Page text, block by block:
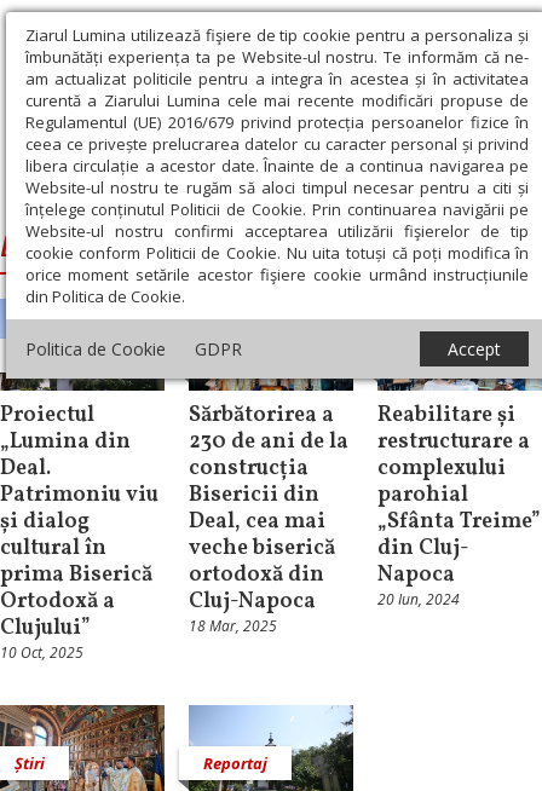
Ziarul Lumina utilizează fişiere de tip cookie pentru a personaliza și
îmbunătăți experiența ta pe Website-ul nostru. Te informăm că ne-
am actualizat politicile pentru a integra în acestea și în activitatea
curentă a Ziarului Lumina cele mai recente modificări propuse de
Regulamentul (UE) 2016/679 privind protecția persoanelor fizice în
ceea ce privește prelucrarea datelor cu caracter personal și privind
libera circulație a acestor date. Înainte de a continua navigarea pe
Website-ul nostru te rugăm să aloci timpul necesar pentru a citi și
înțelege conținutul Politicii de Cookie. Prin continuarea navigării pe
Website-ul nostru confirmi acceptarea utilizării fişierelor de tip
cookie conform Politicii de Cookie. Nu uita totuși că poți modifica în
orice moment setările acestor fişiere cookie urmând instrucțiunile
din Politica de Cookie.
Politica de Cookie GDPR Accept
Ziarul Lumina › Biserica din Deal
Biserica din Deal
Știri
Proiectul
„Lumina din
Deal.
Patrimoniu viu
și dialog
cultural în
prima Biserică
Ortodoxă a
Clujului”
10 Oct, 2025
Știri
Sărbătorirea a
230 de ani de la
construcția
Bisericii din
Deal, cea mai
veche biserică
ortodoxă din
Cluj-Napoca
18 Mar, 2025
Reabilitare și
restructurare a
complexului
parohial
„Sfânta Treime”
din Cluj-
Napoca
20 Iun, 2024
Știri Reportaj